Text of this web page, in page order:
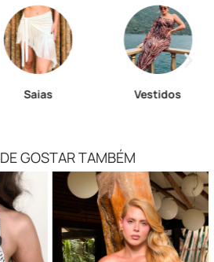
Saias Vestidos
GOSTAR TAMBÉM